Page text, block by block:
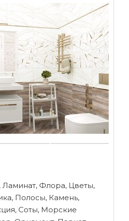
Ламинат, Флора, Цветы,
Полосы, Камень,
Соты, Морские